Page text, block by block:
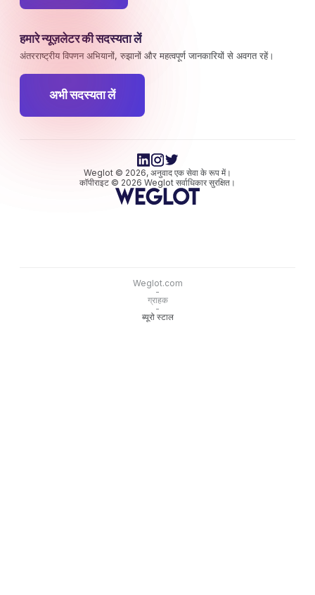
हमारे न्यूज़लेटर की सदस्यता लें
अंतरराष्ट्रीय विपणन अभियानों, रुझानों और महत्वपूर्ण जानकारियों से अवगत रहें।
अभी सदस्यता लें
Weglot © 2026, अनुवाद एक सेवा के रूप में।
कॉपीराइट © 2026 Weglot सर्वाधिकार सुरक्षित।
Weglot.com
-
ग्राहक
-
ब्यूरो स्टाल